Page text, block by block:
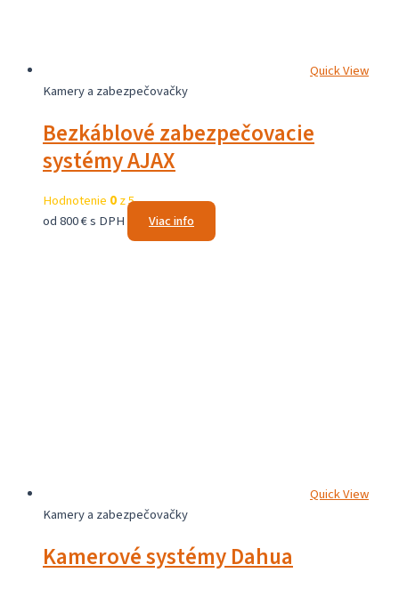
Quick View
Kamery a zabezpečovačky
Bezkáblové zabezpečovacie
systémy AJAX
Hodnotenie 0z 5
od 800 € s DPH
Viac info
Quick View
Kamery a zabezpečovačky
Kamerové systémy Dahua